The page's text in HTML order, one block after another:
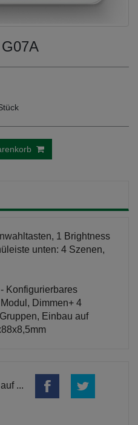
1 Brightness
unten: 4 Szenen,
Konfigurierbares
Dimmen+ 4
Einbau auf
...